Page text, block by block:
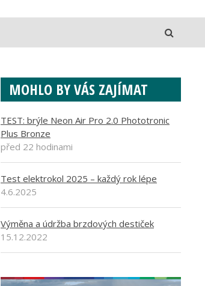
MOHLO BY VÁS ZAJÍMAT
TEST: brýle Neon Air Pro 2.0 Phototronic
Plus Bronze
před 22 hodinami
Test elektrokol 2025 – každý rok lépe
4.6.2025
Výměna a údržba brzdových destiček
15.12.2022